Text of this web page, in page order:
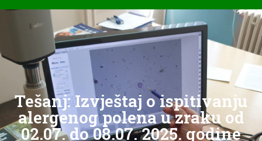
Tešanj: Izvještaj o ispitivanju
alergenog polena u zraku od
02.07. do 08.07. 2025. godine